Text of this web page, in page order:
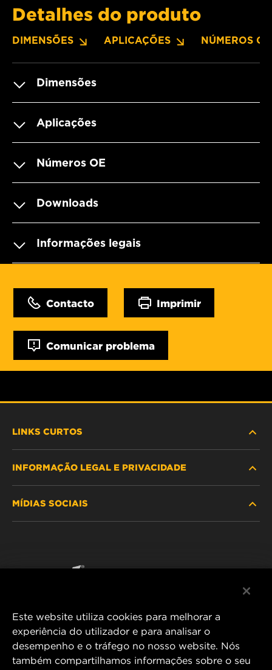
Detalhes do produto
DIMENSÕES APLICAÇÕES NÚMEROS OE
Dimensões
Aplicações
Números OE
Downloads
Informações legais
Contacto Imprimir
Comunicar problema
LINKS CURTOS
PROCURE O FILTRO
ONDE COMPRAR
CONTACTE NOS
INFORMAÇÃO LEGAL E PRIVACIDADE
MÍDIAS SOCIAIS
MANN+HUMMEL FT Poland
ul. Wrocławska 145,
Este website utiliza cookies para melhorar a
experiência do utilizador e para analisar o
desempenho e o tráfego no nosso website. Nós
também compartilhamos informações sobre o seu